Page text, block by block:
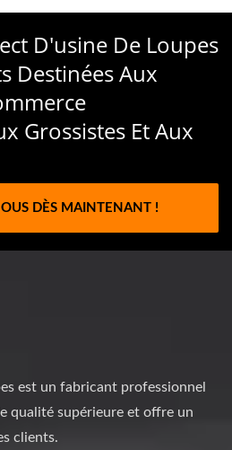
D'usine De Loupes
Destinées Aux
Grossistes Et Aux
DÈS MAINTENANT !
est un fabricant professionnel
qualité supérieure et offre un
clients.